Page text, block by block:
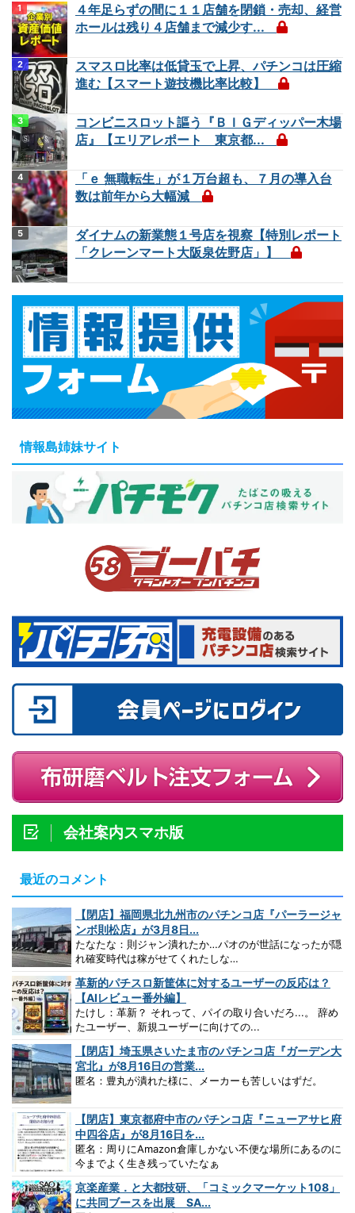
４年足らずの間に１１店舗を閉鎖・売却、経営
ホールは残り４店舗まで減少す...
スマスロ比率は低貸玉で上昇、パチンコは圧縮
進む【スマート遊技機比率比較】
コンビニスロット謳う『ＢＩＧディッパー木場
店』【エリアレポート 東京都...
「ｅ 無職転生」が１万台超も、７月の導入台
数は前年から大幅減
ダイナムの新業態１号店を視察【特別レポート
「クレーンマート大阪泉佐野店」】
情報島姉妹サイト
会社案内スマホ版
最近のコメント
【閉店】福岡県北九州市のパチンコ店『パーラージャ
ンボ則松店』が3月8日...
たなたな：則ジャン潰れたか…パオのが世話になったが隠
れ確変時代は稼がせてくれたしな…
革新的パチスロ新筐体に対するユーザーの反応は？
【AIレビュー番外編】
たけし：革新？ それって、パイの取り合いだろ...。 辞め
たユーザー、新規ユーザーに向けての...
【閉店】埼玉県さいたま市のパチンコ店『ガーデン大
宮北』が8月16日の営業...
匿名：豊丸が潰れた様に、メーカーも苦しいはずだ。
【閉店】東京都府中市のパチンコ店『ニューアサヒ府
中四谷店』が8月16日を...
匿名：周りにAmazon倉庫しかない不便な場所にあるのに
今までよく生き残っていたなぁ
京楽産業．と大都技研、「コミックマーケット108」
に共同ブースを出展 SA...